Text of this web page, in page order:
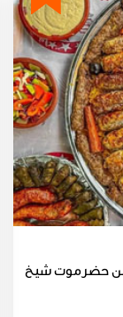
من حضرموت شيخ